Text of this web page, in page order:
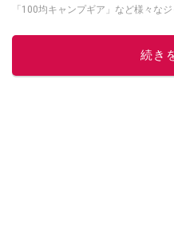
「100均キャンプギア」など様々な
こ
続き